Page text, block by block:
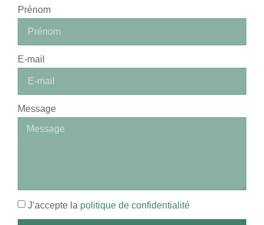
Prénom
E-mail
Message
J’accepte la politique de confidentialité